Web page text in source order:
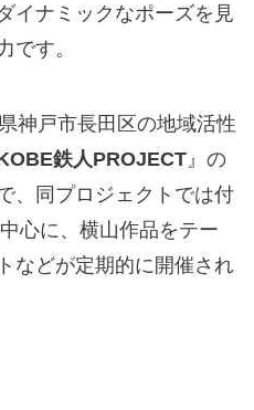
イナミックなポーズを見
です。
神戸市長田区の地域活性
鉄人PROJECT 』の
、同プロジェクトでは付
心に、横山作品をテー
などが定期的に開催され